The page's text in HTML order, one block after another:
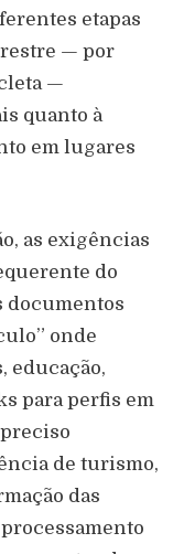
etapas
— por
—
quanto à
em lugares
as exigências
do
documentos
onde
educação,
para perfis em
de turismo,
das